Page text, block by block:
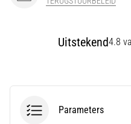
ook
bekend
Uitstekend4.8
Parameters